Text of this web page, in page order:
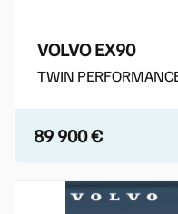
VOLVO EX90
TWIN
89 900 €